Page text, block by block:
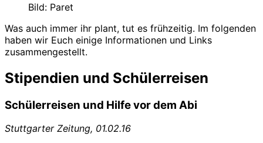
Bild: Paret
Was auch immer ihr plant, tut es frühzeitig. Im folgenden
haben wir Euch einige Informationen und Links
zusammengestellt.
Stipendien und Schülerreisen
Schülerreisen und Hilfe vor dem Abi
Stuttgarter Zeitung, 01.02.16